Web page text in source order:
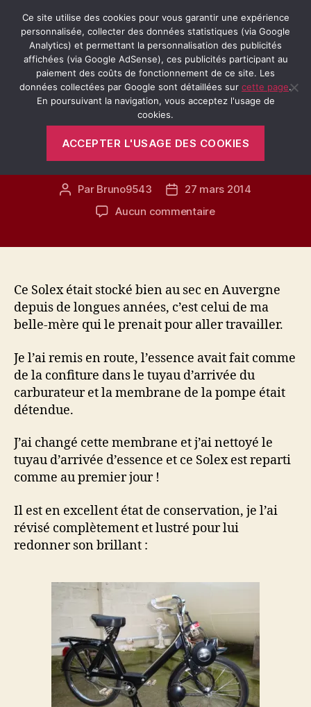
Recherche
Retro-
Passion.fr
Menu
Catégories
VÉHICULES ANCIENS
Solex 3800 S de 1967
Auteur
l’article
Par Bruno9543
Date27 mars 2014
Aucun commentairesur
1967
Ce Solex était stocké bien au sec en Auvergne
depuis de longues années, c’est celui de ma
belle-mère qui le prenait pour aller travailler.
Je l’ai remis en route, l’essence avait fait comme
de la confiture dans le tuyau d’arrivée du
carburateur et la membrane de la pompe était
détendue.
J’ai changé cette membrane et j’ai nettoyé le
tuyau d’arrivée d’essence et ce Solex est reparti
comme au premier jour !
Il est en excellent état de conservation, je l’ai
révisé complètement et lustré pour lui
redonner son brillant :
Ce site utilise des cookies pour vous garantir une expérience
personnalisée, collecter des données statistiques (via Google
Analytics) et permettant la personnalisation des publicités
affichées (via Google AdSense), ces publicités participant au
paiement des coûts de fonctionnement de ce site. Les
données collectées par Google sont détaillées sur cette page.
En poursuivant la navigation, vous acceptez l'usage de
cookies.
ACCEPTER L'USAGE DES COOKIES